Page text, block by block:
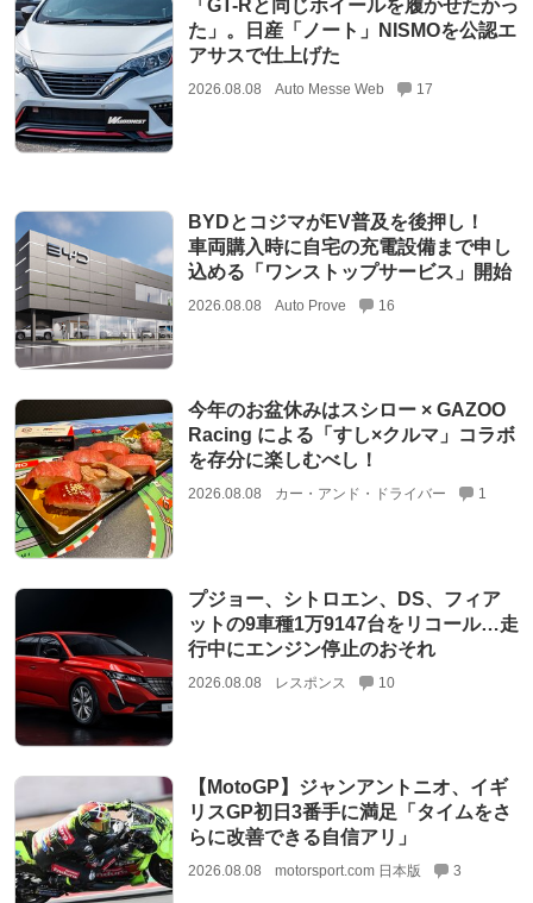
「GT-Rと同じホイールを履かせたかっ
た」。日産「ノート」NISMOを公認エ
アサスで仕上げた
2026.08.08 Auto Messe Web 17
BYDとコジマがEV普及を後押し！
車両購入時に自宅の充電設備まで申し
込める「ワンストップサービス」開始
2026.08.08 Auto Prove 16
今年のお盆休みはスシロー × GAZOO
Racing による「すし×クルマ」コラボ
を存分に楽しむべし！
2026.08.08 カー・アンド・ドライバー 1
プジョー、シトロエン、DS、フィア
ットの9車種1万9147台をリコール…走
行中にエンジン停止のおそれ
2026.08.08 レスポンス 10
【MotoGP】ジャンアントニオ、イギ
リスGP初日3番手に満足「タイムをさ
らに改善できる自信アリ」
2026.08.08 motorsport.com 日本版 3